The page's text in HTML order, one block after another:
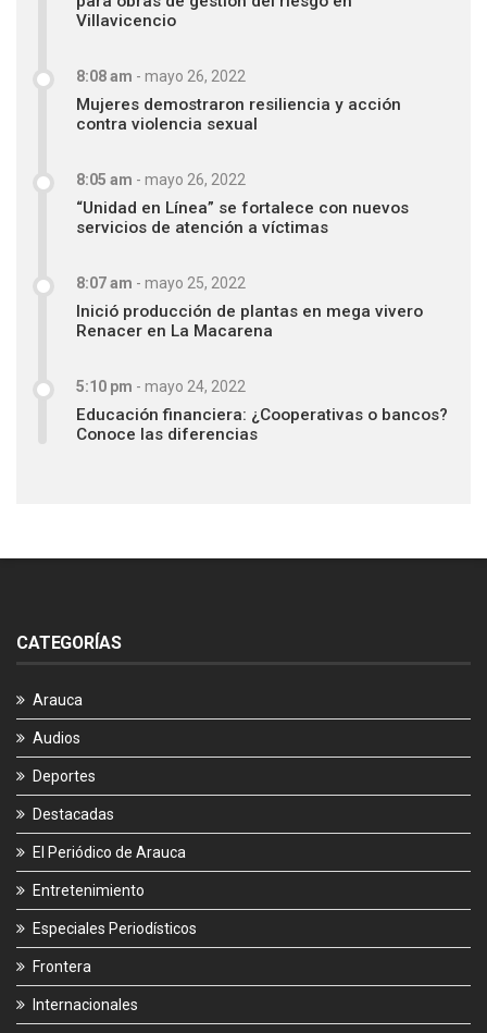
Villavicencio
8:08 am - mayo 26, 2022
Mujeres demostraron resiliencia y acción
contra violencia sexual
8:05 am - mayo 26, 2022
“Unidad en Línea” se fortalece con nuevos
servicios de atención a víctimas
8:07 am - mayo 25, 2022
Inició producción de plantas en mega vivero
Renacer en La Macarena
5:10 pm - mayo 24, 2022
Educación financiera: ¿Cooperativas o bancos?
Conoce las diferencias
CATEGORÍAS
Arauca
Audios
Deportes
Destacadas
El Periódico de Arauca
Entretenimiento
Especiales Periodísticos
Frontera
Internacionales